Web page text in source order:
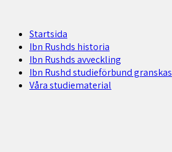
Startsida
Ibn Rushds historia
Ibn Rushds avveckling
Ibn Rushd studieförbund granskas​
Våra studiematerial